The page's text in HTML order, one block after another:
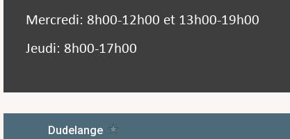
Mercredi: 8h00-12h00 et 13h00-19h00
Jeudi: 8h00-17h00